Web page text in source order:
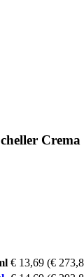
€ 13,69 (€